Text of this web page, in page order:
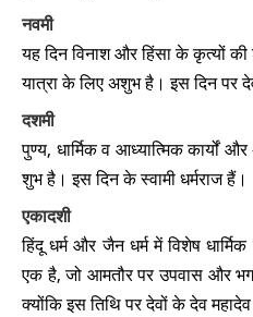
➔
रोहिणी व्रत 2026
➔
➔ प्रदोष व्रत 2027
➔अंग्रेज़ी नव वर्ष 2027
➔रोहिणी व्रत 2027
नवमी
यह दिन विनाश और हिंसा के कृत्यों
यात्रा के लिए अशुभ है। इस दिन पर
दशमी
पुण्य, धार्मिक व आध्यात्मिक कार्यों
शुभ है। इस दिन के स्वामी धर्मराज हैं।
एकादशी
हिंदू धर्म और जैन धर्म में विशेष
एक है, जो आमतौर पर उपवास और
क्योंकि इस तिथि पर देवों के देव